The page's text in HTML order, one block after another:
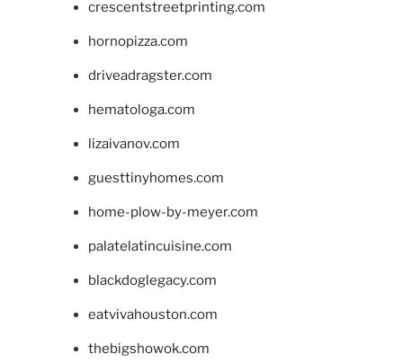
crescentstreetprinting.com
hornopizza.com
driveadragster.com
hematologa.com
lizaivanov.com
guesttinyhomes.com
home-plow-by-meyer.com
palatelatincuisine.com
blackdoglegacy.com
eatvivahouston.com
thebigshowok.com